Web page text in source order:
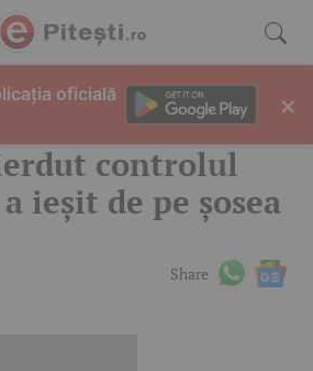
controlul
ieșit de pe șosea
Share
oficială
×